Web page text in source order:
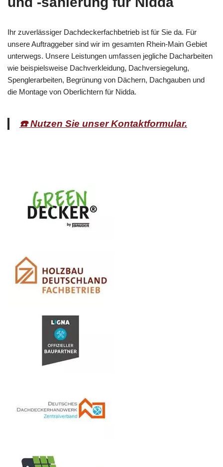
Ihr zuverlässiger Dachdeckerfachbetrieb ist für Sie da. Für
unsere Auftraggeber sind wir im gesamten Rhein-Main Gebiet
unterwegs. Unsere Leistungen umfassen jegliche Dacharbeiten
wie beispielsweise Dachverkleidung, Dachversiegelung,
Spenglerarbeiten, Begrünung von Dächern, Dachgauben und
die Montage von Oberlichtern für Nidda.
☎️ Nutzen Sie unser Kontaktformular.